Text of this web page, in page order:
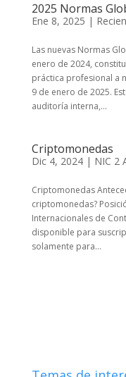
2025 Normas
Ene 8, 2025 |
Las nuevas Normas
enero de 2024,
práctica profesional a
9 de enero de 2025.
auditoría interna,...
Criptomonedas
Dic 4, 2024| NIC 2
Criptomonedas
criptomonedas?
Internacionales de
disponible para
solamente para...